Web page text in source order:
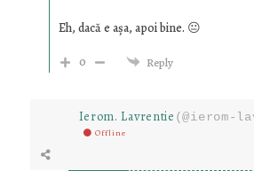
Eh, dacă e așa, apoi bine. 😐
0
Reply
Ierom. Lavrentie (@ierom-
Offline